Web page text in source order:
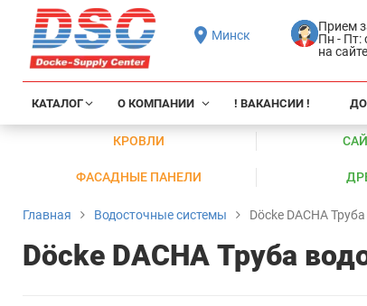
Минск
Прием
Пн - Пт:
на
КАТАЛОГ О КОМПАНИИ ! ВАКАНСИИ !
КРОВЛИ
ФАСАДНЫЕ ПАНЕЛИ
Главная Водосточные системы Döcke DACHA
Döcke DACHA Труба